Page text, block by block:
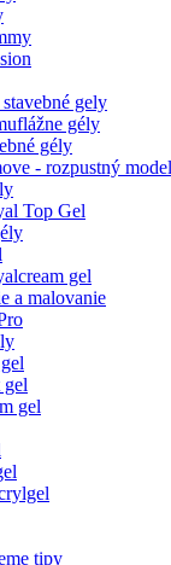
gely
gély
gély
- rozpustný
Top Gel
gel
a malovanie
gel
gel
tipy